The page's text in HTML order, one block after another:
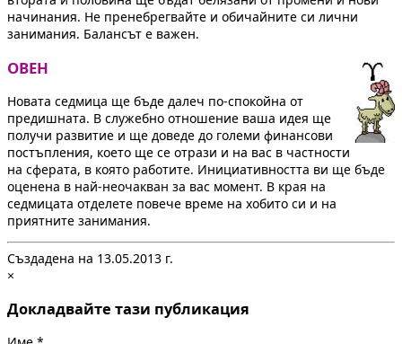
начинания. Не пренебрегвайте и обичайните си лични
занимания. Балансът е важен.
ОВЕН
Новата седмица ще бъде далеч по-спокойна от
предишната. В служебно отношение ваша идея ще
получи развитие и ще доведе до големи финансови
постъпления, което ще се отрази и на вас в частности
на сферата, в която работите. Инициативността ви ще бъде
оценена в най-неочакван за вас момент. В края на
седмицата отделете повече време на хобито си и на
приятните занимания.
Създадена на 13.05.2013 г.
×
Докладвайте тази публикация